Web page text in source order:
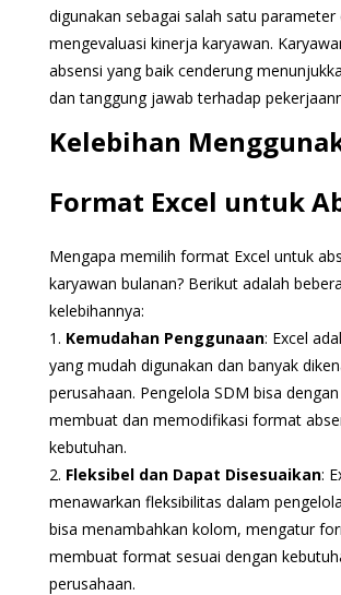
digunakan sebagai salah satu parameter
mengevaluasi kinerja karyawan.
absensi yang baik cenderung
dan tanggung jawab terhadap
Kelebihan
Format Excel untuk
Mengapa memilih format Excel untuk
karyawan bulanan? Berikut adalah
kelebihannya:
1. Kemudahan Penggunaan: Excel
yang mudah digunakan dan banyak
perusahaan. Pengelola SDM bisa
membuat dan memodifikasi format
kebutuhan.
2. Fleksibel dan Dapat Disesuaikan:
menawarkan fleksibilitas dalam
bisa menambahkan kolom, mengatur
membuat format sesuai dengan
perusahaan.